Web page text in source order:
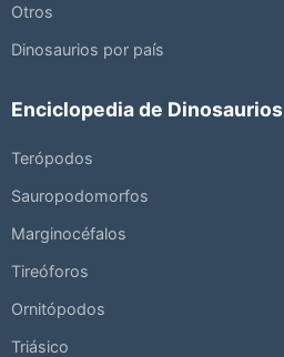
Otros
Dinosaurios por país
Enciclopedia de Dinosaurios
Terópodos
Sauropodomorfos
Marginocéfalos
Tireóforos
Ornitópodos
Triásico